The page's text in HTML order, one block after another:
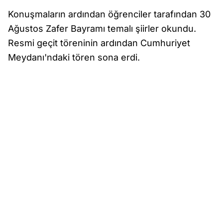
Konuşmaların ardından öğrenciler tarafından 30
Ağustos Zafer Bayramı temalı şiirler okundu.
Resmi geçit töreninin ardından Cumhuriyet
Meydanı'ndaki tören sona erdi.